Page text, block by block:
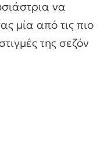
να
μία από τις πιο
της σεζόν